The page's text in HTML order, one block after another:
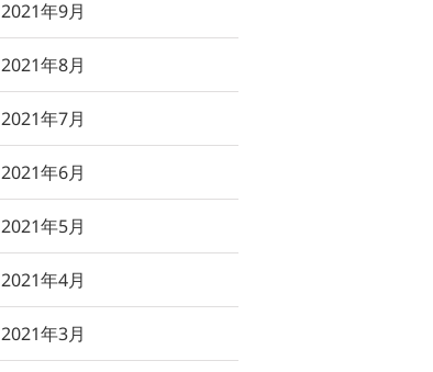
2021年9月
2021年8月
2021年7月
2021年6月
2021年5月
2021年4月
2021年3月